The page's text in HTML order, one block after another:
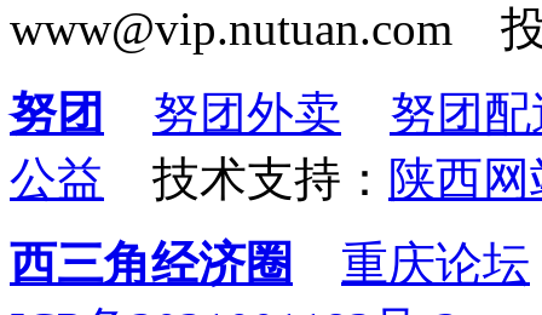
www@vip.nutuan.com
努团
努团外卖
努团配
公益 技术支持： 陕西
西三角经济圈
重庆论坛